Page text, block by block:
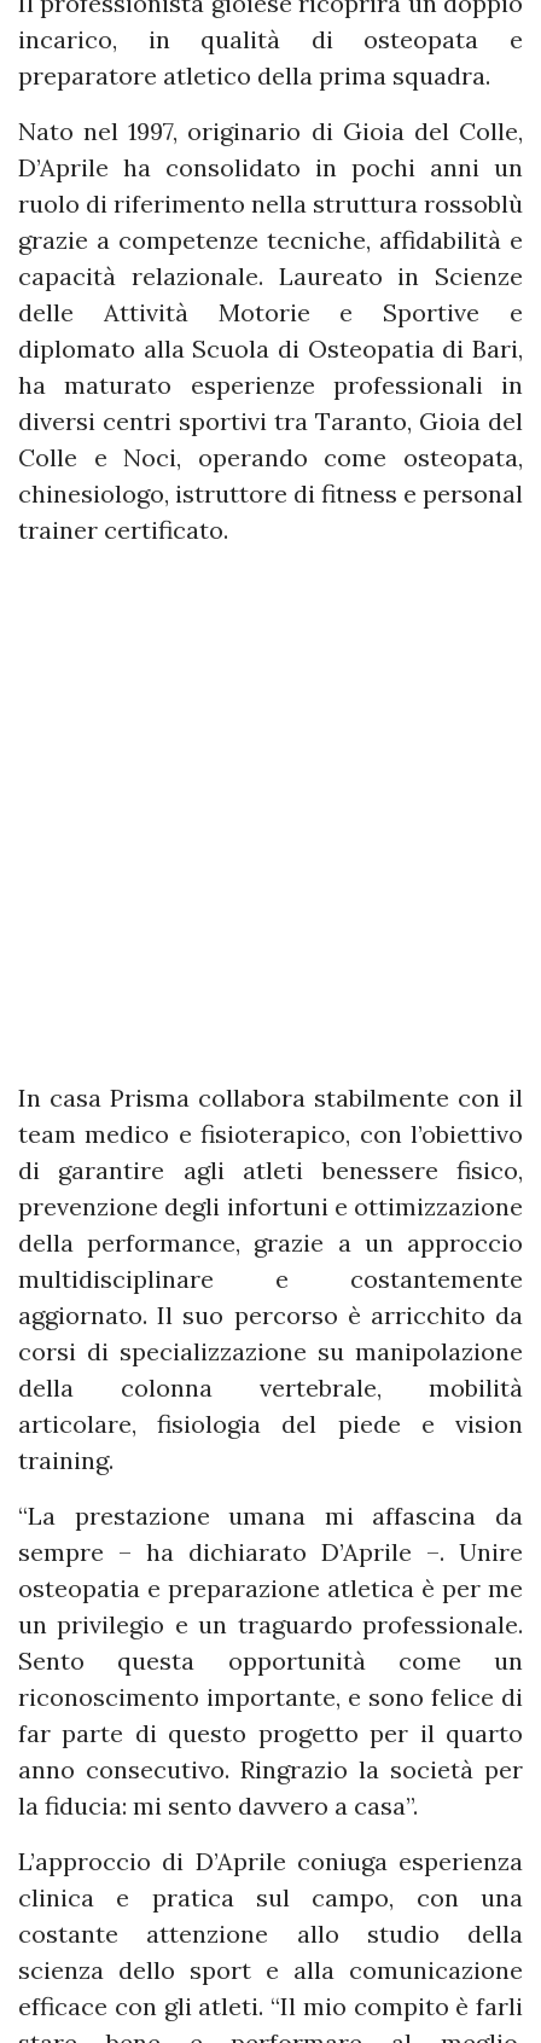
incarico, in qualità di osteopata e
preparatore atletico della prima squadra.
Nato nel 1997, originario di Gioia del Colle,
D’Aprile ha consolidato in pochi anni un
ruolo di riferimento nella struttura rossoblù
grazie a competenze tecniche, affidabilità e
capacità relazionale. Laureato in Scienze
delle Attività Motorie e Sportive e
diplomato alla Scuola di Osteopatia di Bari,
ha maturato esperienze professionali in
diversi centri sportivi tra Taranto, Gioia del
Colle e Noci, operando come osteopata,
chinesiologo, istruttore di fitness e personal
trainer certificato.
In casa Prisma collabora stabilmente con il
team medico e fisioterapico, con l’obiettivo
di garantire agli atleti benessere fisico,
prevenzione degli infortuni e ottimizzazione
della performance, grazie a un approccio
multidisciplinare e costantemente
aggiornato. Il suo percorso è arricchito da
corsi di specializzazione su manipolazione
della colonna vertebrale, mobilità
articolare, fisiologia del piede e vision
training.
“La prestazione umana mi affascina da
sempre – ha dichiarato D’Aprile –. Unire
osteopatia e preparazione atletica è per me
un privilegio e un traguardo professionale.
Sento questa opportunità come un
riconoscimento importante, e sono felice di
far parte di questo progetto per il quarto
anno consecutivo. Ringrazio la società per
la fiducia: mi sento davvero a casa”.
L’approccio di D’Aprile coniuga esperienza
clinica e pratica sul campo, con una
costante attenzione allo studio della
scienza dello sport e alla comunicazione
efficace con gli atleti. “Il mio compito è farli